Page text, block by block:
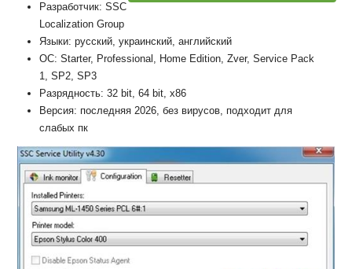
Разработчик: SSC
Localization Group
Языки: русский, украинский, английский
ОС: Starter, Professional, Home Edition, Zver, Service Pack
1, SP2, SP3
Разрядность: 32 bit, 64 bit, x86
Версия: последняя 2026, без вирусов, подходит для
слабых пк